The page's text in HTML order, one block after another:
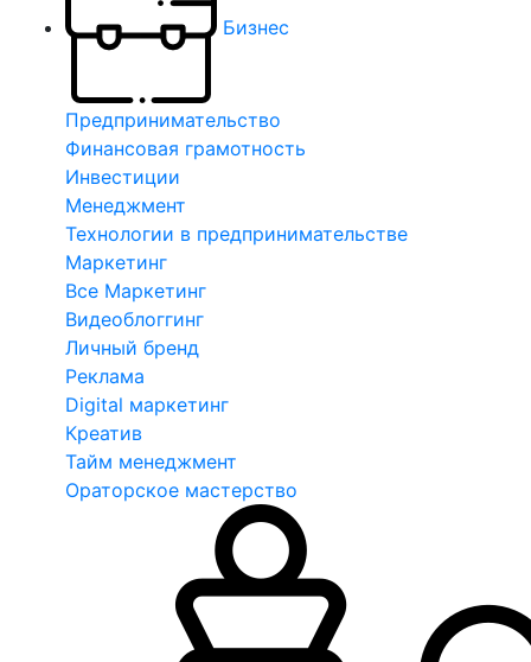
Бизнес
Предпринимательство
Финансовая грамотность
Инвестиции
Менеджмент
Технологии в предпринимательстве
Маркетинг
Все Маркетинг
Видеоблоггинг
Личный бренд
Реклама
Digital маркетинг
Креатив
Тайм менеджмент
Ораторское мастерство